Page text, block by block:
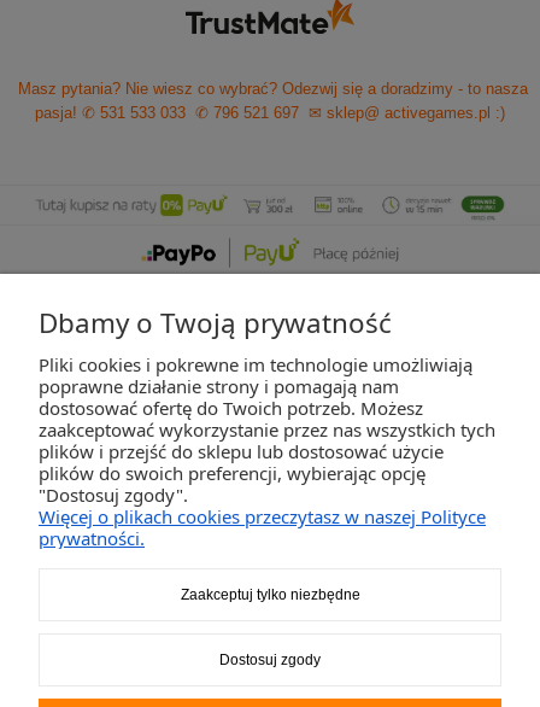
Masz pytania? Nie wiesz co wybrać? Odezwij się a doradzimy - to nasza
pasja! ✆ 531 533 033 ✆ 796 521 697 ✉ sklep@ activegames.pl :)
ZAKUPY
POMOC
2K-Invest Sp. j. Ul. Św. Wojciecha 60, 41-922 Radzionków, śląskie NIP: 645-241-94-33
Dbamy o Twoją prywatność
Pliki cookies i pokrewne im technologie umożliwiają
poprawne działanie strony i pomagają nam
dostosować ofertę do Twoich potrzeb. Możesz
zaakceptować wykorzystanie przez nas wszystkich tych
plików i przejść do sklepu lub dostosować użycie
plików do swoich preferencji, wybierając opcję
"Dostosuj zgody".
Więcej o plikach cookies przeczytasz w naszej Polityce
prywatności.
Zaakceptuj tylko niezbędne
Dostosuj zgody